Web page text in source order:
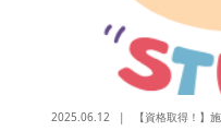
2025.06.12 【資格取得！】